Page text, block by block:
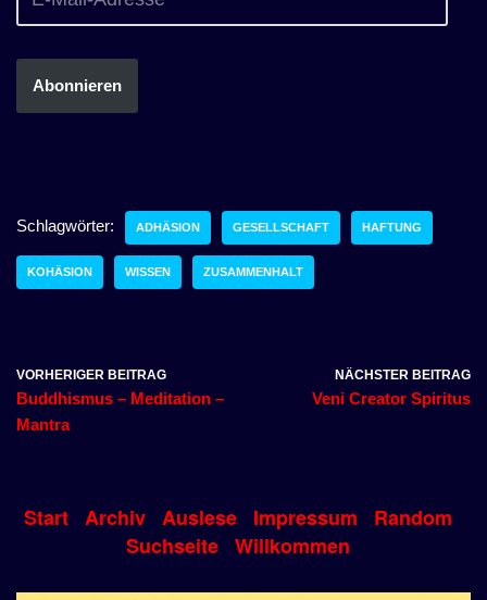
Abonnieren
Schlagwörter: ADHÄSION GESELLSCHAFT HAFTUNG
KOHÄSION WISSEN ZUSAMMENHALT
VORHERIGER BEITRAG
Buddhismus – Meditation –
Mantra
NÄCHSTER BEITRAG
Veni Creator Spiritus
Start Archiv Auslese Impressum
Random
Suchseite Willkommen